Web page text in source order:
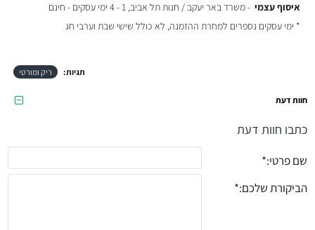
איסוף עצמי - משרד באר יעקב / חנות תל אביב, 1 - 4 ימי עסקים - חינם
* ימי עסקים נספרים למחרת ההזמנה, לא כולל שישי שבת וערבי חג
תגיות: ריק ומורטי
חוות דעת
כתבו חוות דעת
שם פרטי:
הביקורת שלכם: